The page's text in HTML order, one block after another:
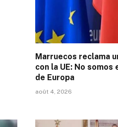
Marruecos reclama
con la UE: No
de Europa
août 4, 2026